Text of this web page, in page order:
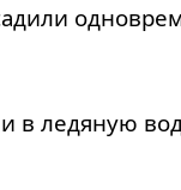
в ледяную